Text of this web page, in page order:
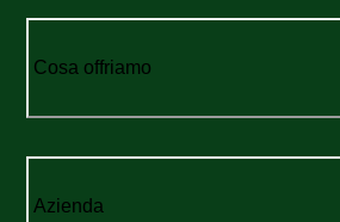
Cosa offriamo
Azienda